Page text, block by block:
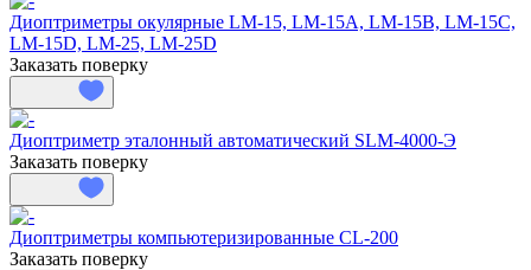
Диоптриметры окулярные LM-15, LM-15A, LM-15B, LM-15C,
LM-15D, LM-25, LM-25D
Заказать поверку
Диоптриметр эталонный автоматический SLM-4000-Э
Заказать поверку
Диоптриметры компьютеризированные CL-200
Заказать поверку